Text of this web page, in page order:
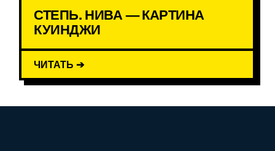
СТЕПЬ. НИВА — КАРТИНА
КУИНДЖИ
ЧИТАТЬ ➔